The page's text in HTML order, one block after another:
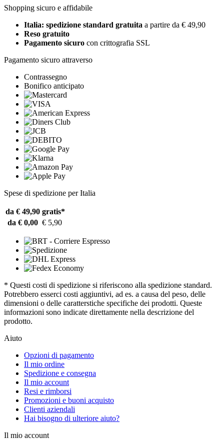
Shopping sicuro e affidabile
Italia: spedizione standard gratuita a partire da € 49,90
Reso gratuito
Pagamento sicuro con crittografia SSL
Pagamento sicuro attraverso
Contrassegno
Bonifico anticipato
Spese di spedizione per Italia
da € 49,90 gratis*
da € 0,00 € 5,90
* Questi costi di spedizione si riferiscono alla spedizione standard.
Potrebbero esserci costi aggiuntivi, ad es. a causa del peso, delle
dimensioni o delle caratterstiche specifiche dei prodotti. Queste
informazioni sono indicate direttamente nella descrizione del
prodotto.
Aiuto
Opzioni di pagamento
Il mio ordine
Spedizione e consegna
Il mio account
Resi e rimborsi
Promozioni e buoni acquisto
Clienti aziendali
Hai bisogno di ulteriore aiuto?
Il mio account